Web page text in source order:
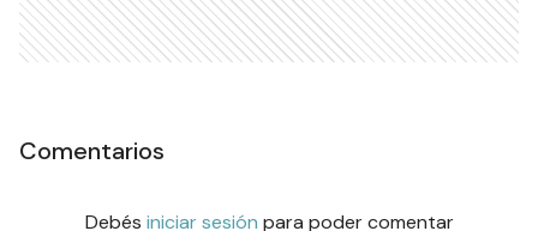
Comentarios
Debés iniciar sesión para poder comentar